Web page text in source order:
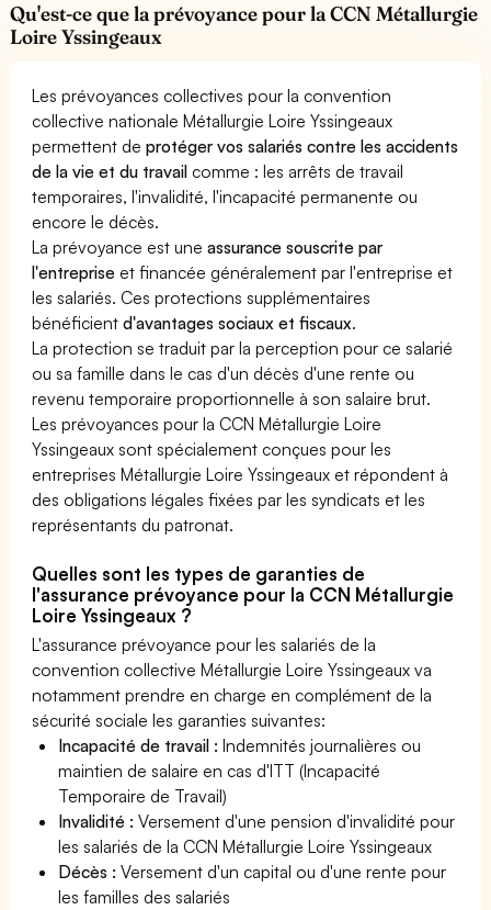
Qu'est-ce que la prévoyance pour la CCN Métallurgie
Loire Yssingeaux
Les prévoyances collectives pour la convention
collective nationale Métallurgie Loire Yssingeaux
permettent deprotéger vos salariés contre les accidents
de la vie et du travail comme : les arrêts de travail
temporaires, l'invalidité, l'incapacité permanente ou
encore le décès.
La prévoyance est uneassurance souscrite par
l'entreprise et financée généralement par l'entreprise et
les salariés. Ces protections supplémentaires
bénéficientd'avantages sociaux et fiscaux.
La protection se traduit par la perception pour ce salarié
ou sa famille dans le cas d'un décès d'une rente ou
revenu temporaire proportionnelle à son salaire brut.
Les prévoyances pour la CCN Métallurgie Loire
Yssingeaux sont spécialement conçues pour les
entreprises Métallurgie Loire Yssingeaux et répondent à
des obligations légales fixées par les syndicats et les
représentants du patronat.
Quelles sont les types de garanties de
l'assurance prévoyance pour la CCN Métallurgie
Loire Yssingeaux ?
L'assurance prévoyance pour les salariés de la
convention collective Métallurgie Loire Yssingeaux va
notamment prendre en charge en complément de la
sécurité sociale les garanties suivantes:
Incapacité de travail : Indemnités journalières ou
maintien de salaire en cas d'ITT (Incapacité
Temporaire de Travail)
Invalidité : Versement d'une pension d'invalidité pour
les salariés de la CCN Métallurgie Loire Yssingeaux
Décès : Versement d'un capital ou d'une rente pour
les familles des salariés